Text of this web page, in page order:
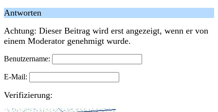
Antworten
Achtung: Dieser Beitrag wird erst angezeigt, wenn er von
einem Moderator genehmigt wurde.
Benutzername:
E-Mail:
Verifizierung: